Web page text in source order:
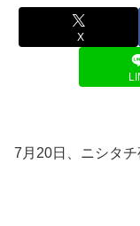
X
7月20日、ニシタチ